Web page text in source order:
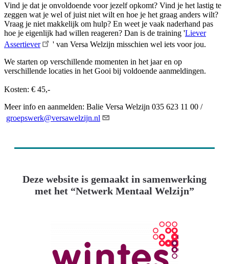
Vind je dat je onvoldoende voor jezelf opkomt? Vind je het lastig te
zeggen wat je wel of juist niet wilt en hoe je het graag anders wilt?
Vraag je niet makkelijk om hulp? En weet je vaak naderhand pas
hoe je eigenlijk had willen reageren? Dan is de training 'Liever
Assertiever
' van Versa Welzijn misschien wel iets voor jou.
We starten op verschillende momenten in het jaar en op
verschillende locaties in het Gooi bij voldoende aanmeldingen.
Kosten: € 45,-
Meer info en aanmelden: Balie Versa Welzijn 035 623 11 00 /
groepswerk@versawelzijn.nl
Deze website is gemaakt in samenwerking
met het “Netwerk Mentaal Welzijn”